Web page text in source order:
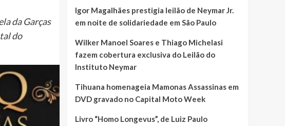
da Garças
do
Igor Magalhães prestigia leilão de Neymar Jr.
em noite de solidariedade em São Paulo
Wilker Manoel Soares e Thiago Michelasi
fazem cobertura exclusiva do Leilão do
Instituto Neymar
Tihuana homenageia Mamonas Assassinas em
DVD gravado no Capital Moto Week
Livro “Homo Longevus”, de Luiz Paulo